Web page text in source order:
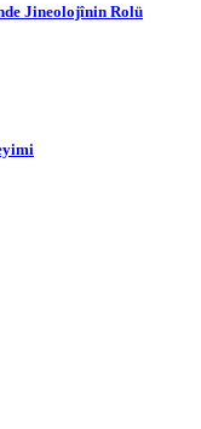
Jineolojînin Rolü